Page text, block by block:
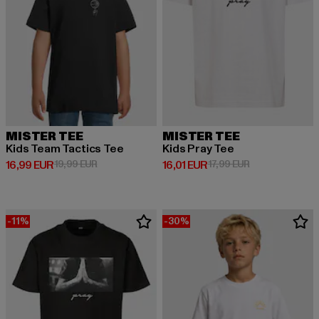
MISTER TEE
Kids Team Tactics Tee
16,99 EUR
Derzeitiger Preis: 16,99 EUR
19,99 EURAktionspreis: 19,99 EUR
MISTER TEE
Kids Pray Tee
16,01 EUR
Derzeitiger Preis: 16,01 EUR
17,99 EURAktionspreis:
-11% -30%